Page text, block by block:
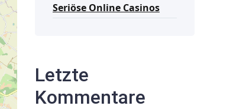
Seriöse Online Casinos
Letzte
Kommentare